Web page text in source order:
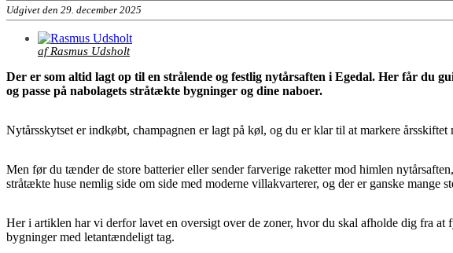
Udgivet den 29. december 2025
af Rasmus Udsholt
Der er som altid lagt op til en strålende og festlig nytårsaften i Egedal. Her får du
og passe på nabolagets stråtækte bygninger og dine naboer.
Nytårsskytset er indkøbt, champagnen er lagt på køl, og du er klar til at markere årsskiftet
Men før du tænder de store batterier eller sender farverige raketter mod himlen
stråtækte huse nemlig side om side med moderne villakvarterer, og der er ganske mange
Her i artiklen har vi derfor lavet en oversigt over de zoner, hvor du skal afholde dig fra
bygninger med letantændeligt tag.